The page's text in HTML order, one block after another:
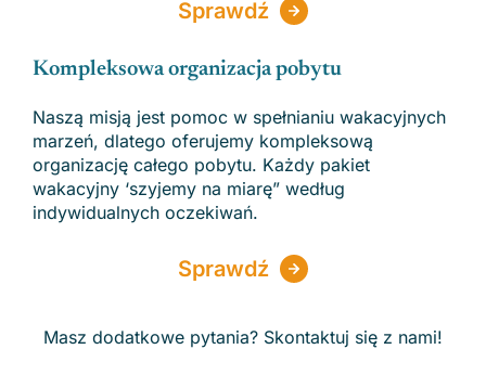
Sprawdź
Kompleksowa organizacja pobytu
Naszą misją jest pomoc w spełnianiu wakacyjnych
marzeń, dlatego oferujemy kompleksową
organizację całego pobytu. Każdy pakiet
wakacyjny ‘szyjemy na miarę” według
indywidualnych oczekiwań.
Sprawdź
Masz dodatkowe pytania? Skontaktuj się z nami!